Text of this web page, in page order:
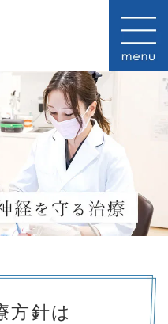
方針は